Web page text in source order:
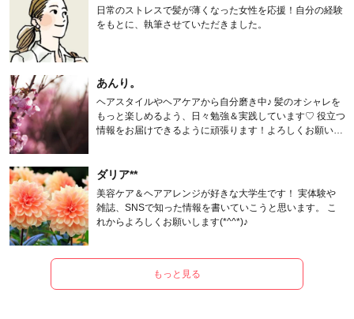
日常のストレスで髪が薄くなった女性を応援！自分の経験
をもとに、執筆させていただきました。
あんり。
ヘアスタイルやヘアケアから自分磨き中♪ 髪のオシャレを
もっと楽しめるよう、日々勉強＆実践しています♡ 役立つ
情報をお届けできるように頑張ります！よろしくお願いし
ダリア**
美容ケア＆ヘアアレンジが好きな大学生です！ 実体験や
雑誌、SNSで知った情報を書いていこうと思います。 こ
れからよろしくお願いします(*^^*)♪
もっと見る